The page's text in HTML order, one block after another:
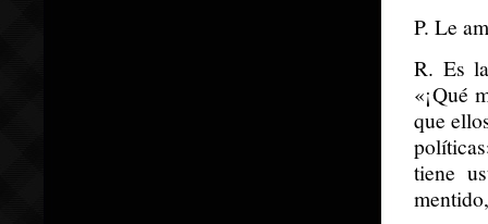
P. Le
R. Es
«¡Qué
que
tiene